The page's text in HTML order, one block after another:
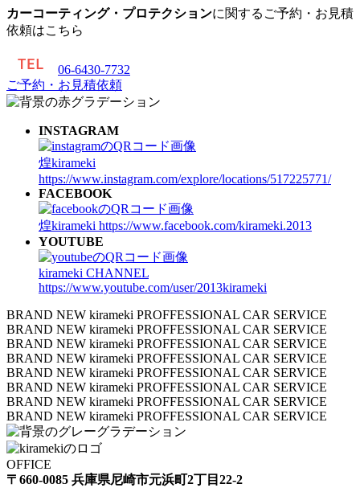
カーコーティング・プロテクションに関するご予約・お見積
依頼はこちら
06-6430-7732
ご予約・お見積依頼
INSTAGRAM
煌kirameki
https://www.instagram.com/explore/locations/517225771/
FACEBOOK
煌kirameki https://www.facebook.com/kirameki.2013
YOUTUBE
kirameki CHANNEL
https://www.youtube.com/user/2013kirameki
BRAND NEW kirameki PROFFESSIONAL CAR SERVICE
BRAND NEW kirameki PROFFESSIONAL CAR SERVICE
BRAND NEW kirameki PROFFESSIONAL CAR SERVICE
BRAND NEW kirameki PROFFESSIONAL CAR SERVICE
BRAND NEW kirameki PROFFESSIONAL CAR SERVICE
BRAND NEW kirameki PROFFESSIONAL CAR SERVICE
BRAND NEW kirameki PROFFESSIONAL CAR SERVICE
BRAND NEW kirameki PROFFESSIONAL CAR SERVICE
OFFICE
〒660-0085 兵庫県尼崎市元浜町2丁目22-2